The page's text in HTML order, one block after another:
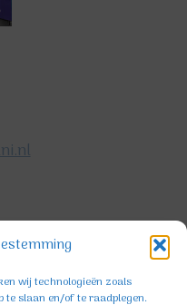
wij technologieën zoals
te slaan en/of te raadplegen.